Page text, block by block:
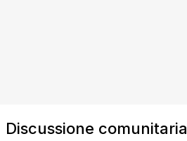
Discussione comunitaria